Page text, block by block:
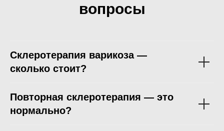
вопросы
Склеротерапия варикоза —
сколько стоит?
Повторная склеротерапия — это
нормально?